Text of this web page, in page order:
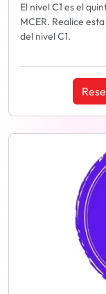
El nivel C1 es el
MCER. Realice
del nivel C1.